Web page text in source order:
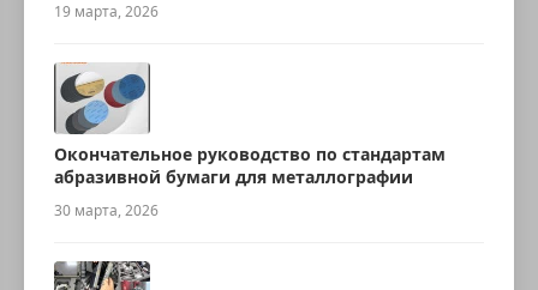
19 марта, 2026
Окончательное руководство по стандартам
абразивной бумаги для металлографии
30 марта, 2026